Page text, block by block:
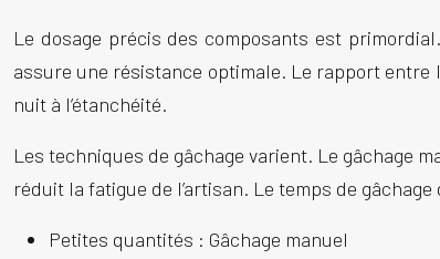
Le dosage précis des composants est
assure une résistance optimale. Le rapport
nuit à l’étanchéité.
Les techniques de gâchage varient. Le gâchage
réduit la fatigue de l’artisan. Le temps de
Petites quantités : Gâchage manuel